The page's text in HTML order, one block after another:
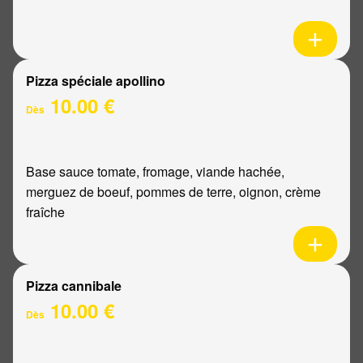
Pizza spéciale apollino
Dès 10.00 €
Base sauce tomate, fromage, viande hachée,
merguez de boeuf, pommes de terre, oignon, crème
fraîche
Pizza cannibale
Dès 10.00 €